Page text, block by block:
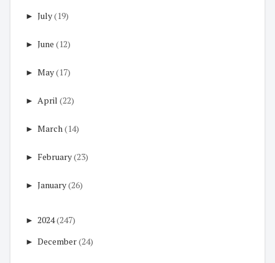
► July(19)
► June (12)
► May(17)
► April (22)
► March(14)
► February(23)
► January(26)
► 2024(247)
► December(24)